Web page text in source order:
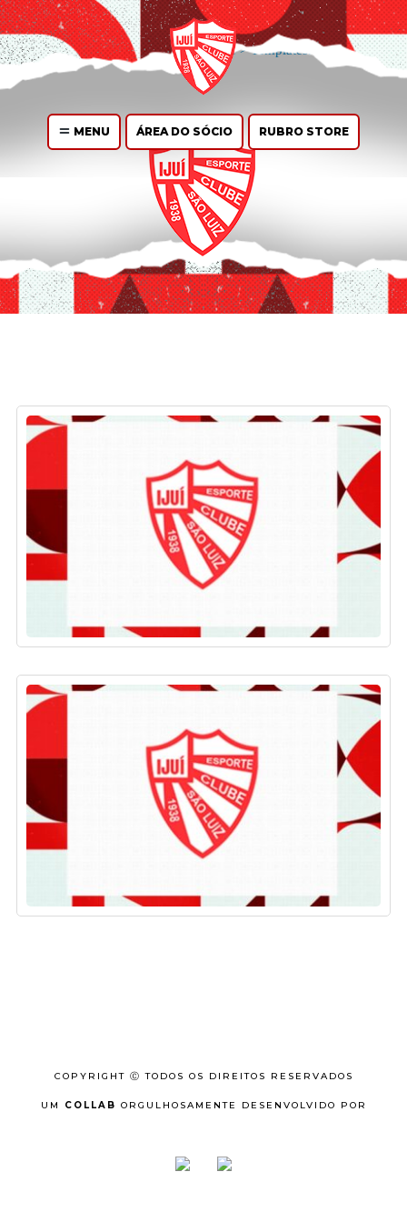
MENU ÁREA DO SÓCIO RUBRO STORE
You cancreate designfor this archive page in the Live Composer.WP
Admin > Live Composer > Templates.
COPYRIGHT Ⓒ TODOS OS DIREITOS RESERVADOS
UM COLLAB ORGULHOSAMENTE DESENVOLVIDO POR